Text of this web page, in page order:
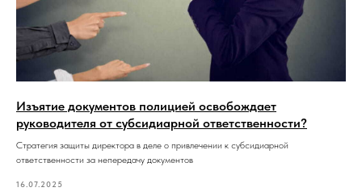
Изъятие документов полицией освобождает
руководителя от субсидиарной ответственности?
Стратегия защиты директора в деле о привлечении к субсидиарной
ответственности за непередачу документов
16.07.2025